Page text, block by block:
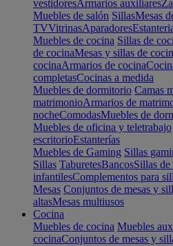
vestidoresArmarios auxiliares
Muebles de salón SillasMesas
TVVitrinasAparadores
Muebles de cocina Sillas de
de cocinaMesas y sillas de
cocinaArmarios de cocina
completasCocinas a medida
Muebles de dormitorio Camas
matrimonioArmarios de
nocheComodasMuebles de
Muebles de oficina y teletrabajo
escritorioEstanterías
Muebles de Gaming Sillas
Sillas TaburetesBancosSillas
infantilesComplementos para
Mesas Conjuntos de mesas y
altasMesas multiusos
Cocina
Muebles de cocina Muebles
cocinaConjuntos de mesas y